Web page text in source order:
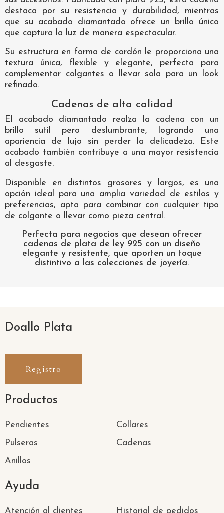
destaca por su resistencia y durabilidad, mientras
que su acabado diamantado ofrece un brillo único
que captura la luz de manera espectacular.
Su estructura en forma de cordón le proporciona una
textura única, flexible y elegante, perfecta para
complementar colgantes o llevar sola para un look
refinado.
Cadenas de alta calidad
El acabado diamantado realza la cadena con un
brillo sutil pero deslumbrante, logrando una
apariencia de lujo sin perder la delicadeza. Este
acabado también contribuye a una mayor resistencia
al desgaste.
Disponible en distintos grosores y largos, es una
opción ideal para una amplia variedad de estilos y
preferencias, apta para combinar con cualquier tipo
de colgante o llevar como pieza central.
Perfecta para negocios que desean ofrecer
cadenas de plata de ley 925 con un diseño
elegante y resistente, que aporten un toque
distintivo a las colecciones de joyería.
Doallo Plata
Registro
Productos
Pendientes
Pulseras
Anillos
Collares
Cadenas
Ayuda